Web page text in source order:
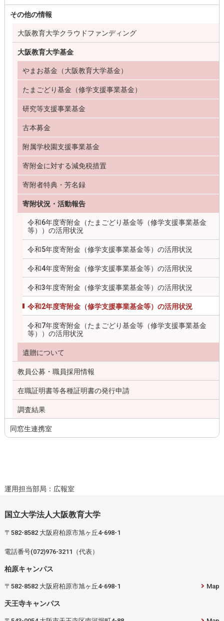
その他の情報
大阪教育大学クラウドファンディング
大阪教育大学基金
やまお基金（大阪教育大学基金）
たまごどり基金（修学支援事業基金）
研究等支援事業基金
古本募金
附属学校園支援事業基金
寄附金に対する減免税措置
寄附者特典・芳名録
寄附状況・活動報告
令和6年度寄附金（たまごどり基金等（修学支援事業基金
等））の活用状況
令和5年度寄附金（修学支援事業基金等）の活用状況
令和4年度寄附金（修学支援事業基金等）の活用状況
令和3年度寄附金（修学支援事業基金等）の活用状況
令和2年度寄附金（修学支援事業基金等）の活用状況
令和7年度寄附金（たまごどり基金等（修学支援事業基金
等））の活用状況
遺贈について
教員公募・職員採用情報
在職証明書等各種証明書の発行申請
調査結果
同窓生連携室
運用担当部局：広報室
国立大学法人大阪教育大学
〒582-8582 大阪府柏原市旭ヶ丘4-698-1
電話番号(072)976-3211（代表）
柏原キャンパス
〒582-8582 大阪府柏原市旭ヶ丘4-698-1 Map
天王寺キャンパス